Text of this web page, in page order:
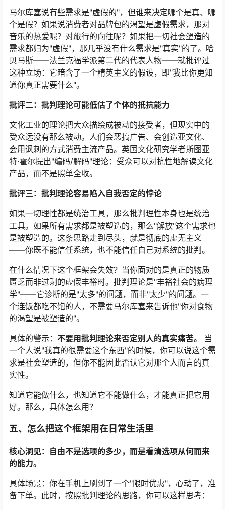
马尔库塞说有些需求是"虚假的"，但谁来决定哪个是真、哪
个是假？如果说消费者对品牌包的渴望是虚假需求，那对
音乐的热爱呢？对旅行的向往呢？如果把一切社会塑造的
需求都归为"虚假"，那几乎没有什么需求是"真实"的了。哈
贝马斯——法兰克福学派第二代的代表人物——就批评过
这种立场：它暗含了一个精英主义的假设，即"我比你更知
道你真正需要什么"。
批评二：批判理论可能低估了个体的抵抗能力
文化工业的理论把大众描绘成被动的接受者，但现实中的
受众远没有那么被动。人们会恶搞广告、会创造亚文化、
会用讽刺的方式消费主流产品。英国文化研究学者斯图亚
特·霍尔提出"编码/解码"理论：受众可以对抗性地解读文化
产品，而不是照单全收。
批评三：批判理论容易陷入自我否定的悖论
如果一切理性都是统治工具，那么批判理性本身也是统治
工具。如果所有需求都是被塑造的，那么"解放"这个需求也
是被塑造的。这条思路走到尽头，就是彻底的虚无主义
——你既不能信任系统，也不能信任自己对系统的批判。
在什么情况下这个框架会失效？当你面对的是真正的物质
匮乏而非过剩的虚假丰裕时。批判理论是"丰裕社会的病理
学"——它诊断的是"太多"的问题，而非"太少"的问题。一
个连饭都吃不饱的人，不需要马尔库塞来告诉他"你对食物
的渴望是被塑造的"。
具体的警示： 不要用批判理论来否定别人的真实痛苦。
当
一个人说"我真的很需要这个东西"的时候，你可以说这个需
求是社会塑造的，但你不能因此否认它对那个人而言的真
实性。
知道它能做什么，也知道它不能做什么，才能真正把它用
好。那么，具体怎么用？
五、怎么把这个框架用在日常生活里
核心洞见：自由不是选项的多少，而是看清选项从何而来
的能力。
具体场景：你在手机上刷到了一个"限时优惠"，心动了，准
备下单。此时，按照批判理论的思路，你可以这样思考：